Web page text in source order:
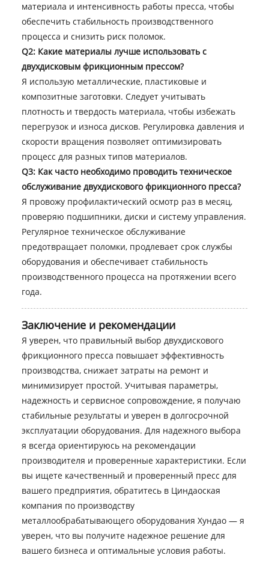
материала и интенсивность работы пресса, чтобы
обеспечить стабильность производственного
процесса и снизить риск поломок.
Q2: Какие материалы лучше использовать с
двухдисковым фрикционным прессом?
Я использую металлические, пластиковые и
композитные заготовки. Следует учитывать
плотность и твердость материала, чтобы избежать
перегрузок и износа дисков. Регулировка давления и
скорости вращения позволяет оптимизировать
процесс для разных типов материалов.
Q3: Как часто необходимо проводить техническое
обслуживание двухдискового фрикционного пресса?
Я провожу профилактический осмотр раз в месяц,
проверяю подшипники, диски и систему управления.
Регулярное техническое обслуживание
предотвращает поломки, продлевает срок службы
оборудования и обеспечивает стабильность
производственного процесса на протяжении всего
года.
Заключение и рекомендации
Я уверен, что правильный выбор двухдискового
фрикционного пресса повышает эффективность
производства, снижает затраты на ремонт и
минимизирует простой. Учитывая параметры,
надежность и сервисное сопровождение, я получаю
стабильные результаты и уверен в долгосрочной
эксплуатации оборудования. Для надежного выбора
я всегда ориентируюсь на рекомендации
производителя и проверенные характеристики. Если
вы ищете качественный и проверенный пресс для
вашего предприятия, обратитесь в Циндаоская
компания по производству
металлообрабатывающего оборудования Хундао — я
уверен, что вы получите надежное решение для
вашего бизнеса и оптимальные условия работы.